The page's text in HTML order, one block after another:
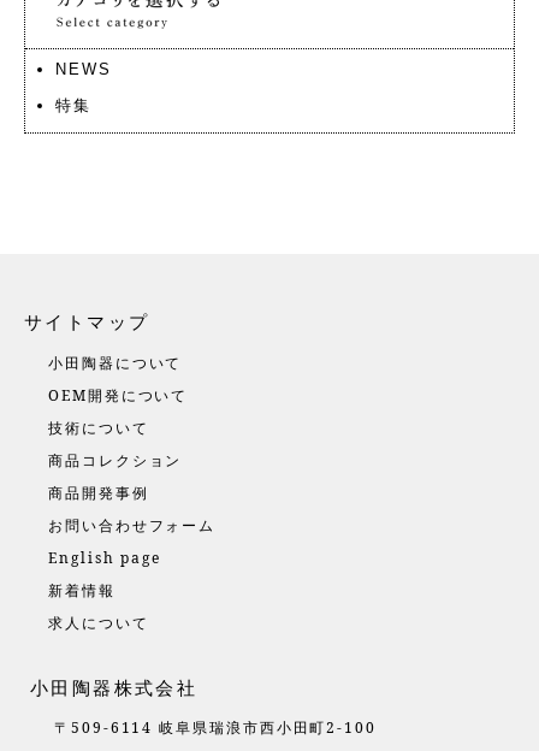
NEWS
特集
サイトマップ
小田陶器について
OEM開発について
技術について
商品コレクション
商品開発事例
お問い合わせフォーム
English page
新着情報
求人について
小田陶器株式会社
〒509-6114 岐阜県瑞浪市西小田町2-100